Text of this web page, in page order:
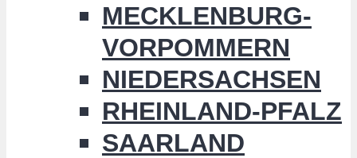
MECKLENBURG-
VORPOMMERN
NIEDERSACHSEN
RHEINLAND-PFALZ
SAARLAND